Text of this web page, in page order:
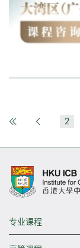
第一页 上一页
2
专业课程